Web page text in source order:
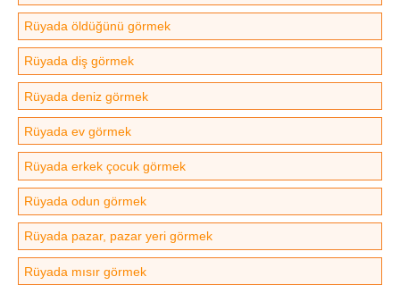
Rüyada öldüğünü görmek
Rüyada diş görmek
Rüyada deniz görmek
Rüyada ev görmek
Rüyada erkek çocuk görmek
Rüyada odun görmek
Rüyada pazar, pazar yeri görmek
Rüyada mısır görmek